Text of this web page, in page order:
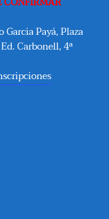
Garcia Payá, Plaza
Carbonell, 4ª